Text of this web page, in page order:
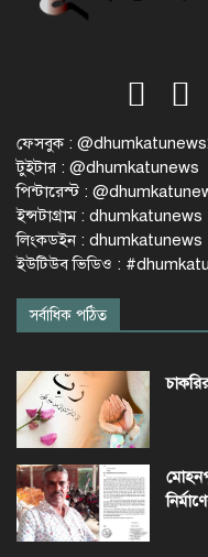
ফেসবুক :
টুইটার : @dhumkatunews
পিন্টারেস্ট :
ইন্সটাগ্রাম : dhumkatunews
লিংকডইন : dhumkatunews
ইউটিউব ভিডিও :
সর্বাধিক পঠিত